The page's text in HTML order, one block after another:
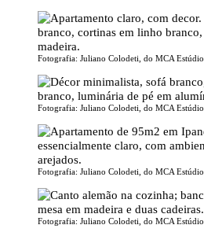
Fotografia: Juliano Colodeti, do MCA Estúdio
Fotografia: Juliano Colodeti, do MCA Estúdio
Fotografia: Juliano Colodeti, do MCA Estúdio
Fotografia: Juliano Colodeti, do MCA Estúdio